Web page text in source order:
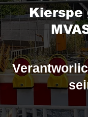
Kierspe